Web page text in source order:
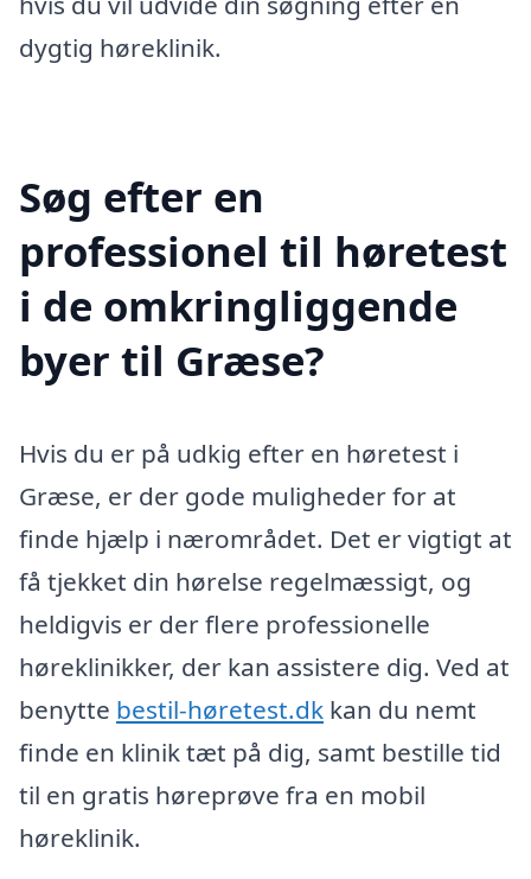
dygtig høreklinik.
Søg efter en
professionel til høretest
i de omkringliggende
byer til Græse?
Hvis du er på udkig efter en høretest i
Græse, er der gode muligheder for at
finde hjælp i nærområdet. Det er vigtigt at
få tjekket din hørelse regelmæssigt, og
heldigvis er der flere professionelle
høreklinikker, der kan assistere dig. Ved at
benytte bestil-høretest.dk kan du nemt
finde en klinik tæt på dig, samt bestille tid
til en gratis høreprøve fra en mobil
høreklinik.